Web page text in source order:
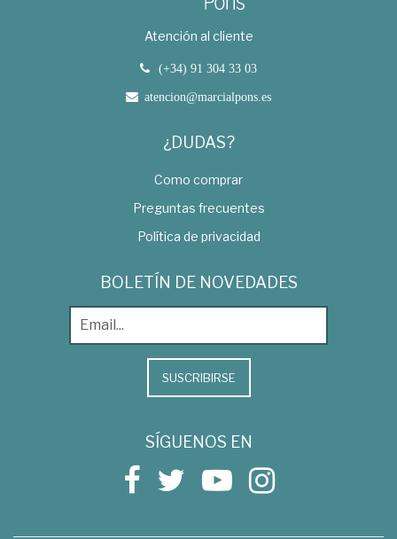
Atención al cliente
(+34) 91 304 33 03
atencion@marcialpons.es
¿DUDAS?
Como comprar
Preguntas frecuentes
Política de privacidad
BOLETÍN DE NOVEDADES
SUSCRIBIRSE
SÍGUENOS EN